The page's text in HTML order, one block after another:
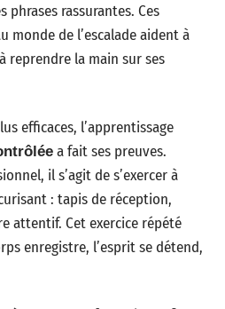
phrases rassurantes. Ces
monde de l’escalade aident à
reprendre la main sur ses
efficaces, l’apprentissage
a fait ses preuves.
il s’agit de s’exercer à
: tapis de réception,
attentif. Cet exercice répété
enregistre, l’esprit se détend,